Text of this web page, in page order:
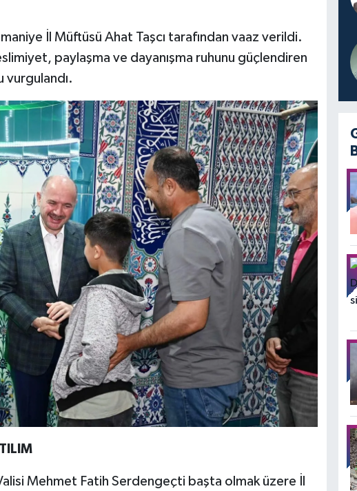
İl Müftüsü Ahat Taşcı tarafından vaaz verildi.
paylaşma ve dayanışma ruhunu güçlendiren
vurgulandı.
Mehmet Fatih Serdengeçti başta olmak üzere İl